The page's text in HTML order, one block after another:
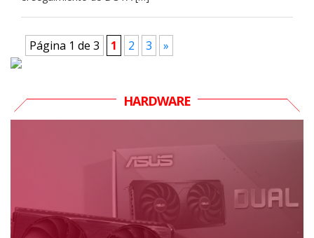
Página 1 de 3 1 2 3 »
HARDWARE